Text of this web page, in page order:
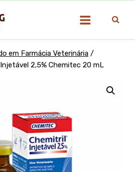
em Farmácia Veterinária /
2,5% Chemitec 20 mL